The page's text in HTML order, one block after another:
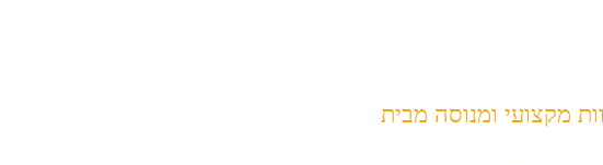
מקצועי ומנוסה מבית